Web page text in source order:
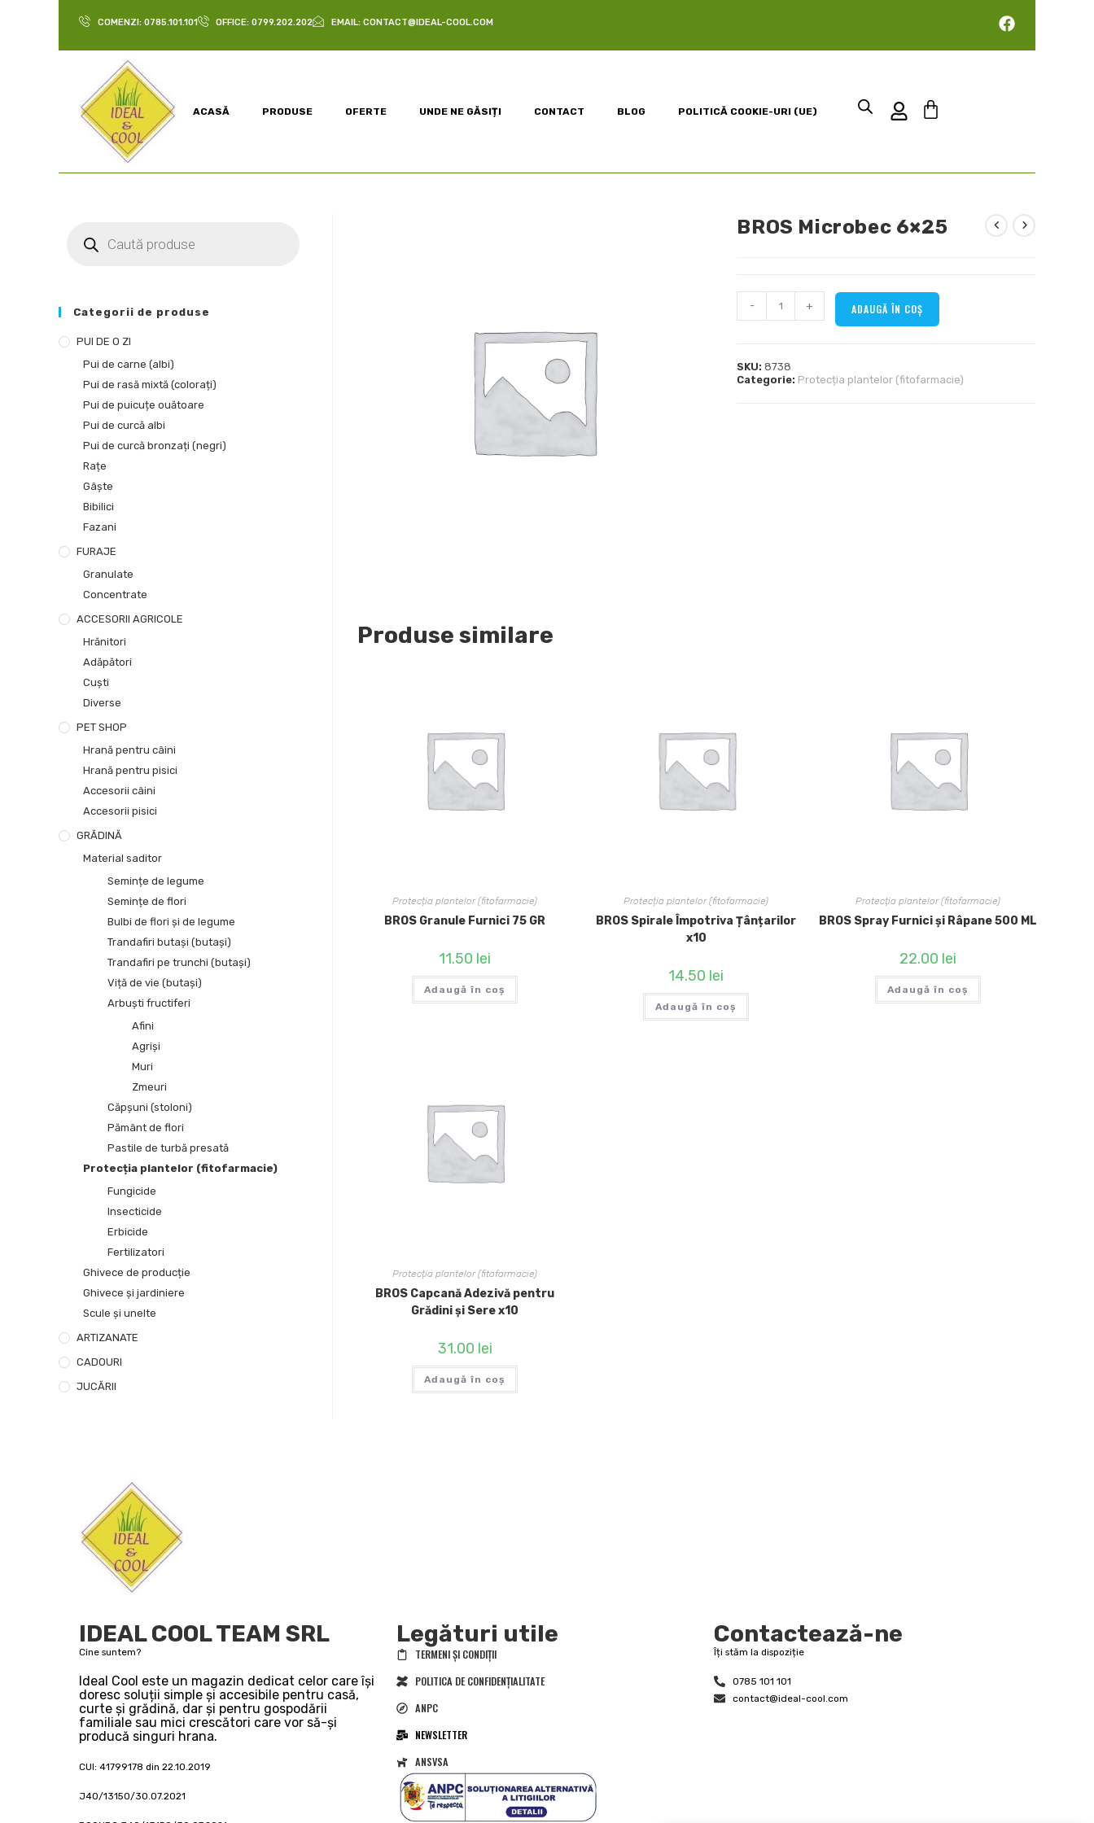
COMENZI: 0785.101.101 OFFICE: 0799.202.202 EMAIL: CONTACT@IDEAL-COOL.COM
ACASĂ PRODUSE OFERTE UNDE NE GĂSIȚI CONTACT BLOG POLITICĂ COOKIE-URI (UE)
BROS Microbec 6×25
- + ADAUGĂ ÎN COȘ
SKU:8738
Categorie: Protecția plantelor (fitofarmacie)
Produse similare
Protecția plantelor (fitofarmacie)
BROS Granule Furnici 75 GR
11.50 lei
Adaugă în coș
Protecția plantelor (fitofarmacie)
BROS Spirale Împotriva Țânțarilor
x10
14.50 lei
Adaugă în coș
Protecția plantelor (fitofarmacie)
BROS Spray Furnici și Râpane 500 ML
22.00 lei
Adaugă în coș
Protecția plantelor (fitofarmacie)
BROS Capcană Adezivă pentru
Grădini și Sere x10
31.00 lei
Adaugă în coș
Categorii de produse
PUI DE O ZI
Pui de carne (albi)
Pui de rasă mixtă (colorați)
Pui de puicuțe ouătoare
Pui de curcă albi
Pui de curcă bronzați (negri)
Rațe
Gâște
Bibilici
Fazani
FURAJE
Granulate
Concentrate
ACCESORII AGRICOLE
Hrănitori
Adăpători
Cuști
Diverse
PET SHOP
Hrană pentru câini
Hrană pentru pisici
Accesorii câini
Accesorii pisici
GRĂDINĂ
Material saditor
Semințe de legume
Semințe de flori
Bulbi de flori și de legume
Trandafiri butași (butași)
Trandafiri pe trunchi (butași)
Viță de vie (butași)
Arbuști fructiferi
Afini
Agriși
Muri
Zmeuri
Căpșuni (stoloni)
Pământ de flori
Pastile de turbă presată
Protecția plantelor (fitofarmacie)
Fungicide
Insecticide
Erbicide
Fertilizatori
Ghivece de producție
Ghivece și jardiniere
Scule și unelte
ARTIZANATE
CADOURI
JUCĂRII
IDEAL COOL TEAM SRL
Cine suntem?
Ideal Cool este un magazin dedicat celor care își
doresc soluții simple și accesibile pentru casă,
curte și grădină, dar și pentru gospodării
familiale sau mici crescători care vor să-și
producă singuri hrana.
CUI: 41799178 din 22.10.2019
J40/13150/30.07.2021
Legături utile
TERMENI ȘI CONDIȚII
POLITICA DE CONFIDENȚIALITATE
ANPC
NEWSLETTER
ANSVSA
Contactează-ne
Îți stăm la dispoziție
0785 101 101
contact@ideal-cool.com